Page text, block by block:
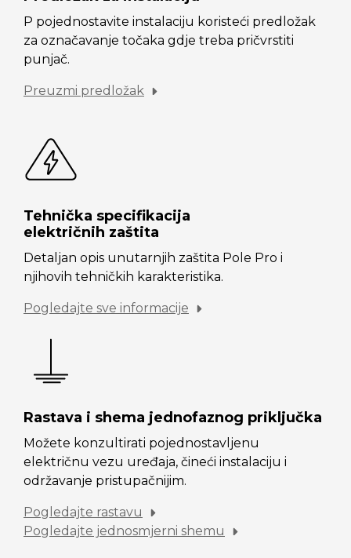
P pojednostavite instalaciju koristeći predložak
za označavanje točaka gdje treba pričvrstiti
punjač.
Preuzmi predložak
Tehnička specifikacija
električnih zaštita
Detaljan opis unutarnjih zaštita Pole Pro i
njihovih tehničkih karakteristika.
Pogledajte sve informacije
Rastava i shema jednofaznog priključka
Možete konzultirati pojednostavljenu
električnu vezu uređaja, čineći instalaciju i
održavanje pristupačnijim.
Pogledajte rastavu
Pogledajte jednosmjerni shemu